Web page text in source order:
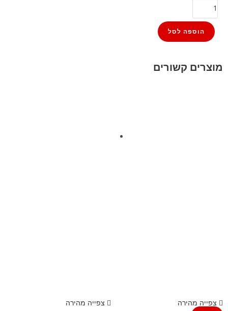
הוספה לסל
מוצרים קשורים
צפייה מהירה
צפייה מהירה